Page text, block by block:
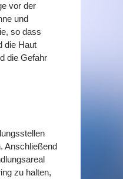
vor der
und
so dass
die Haut
die Gefahr
Anschließend
zu halten,